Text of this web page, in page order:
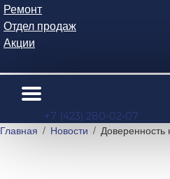
Ремонт
Отдел продаж
Акции
+7 (423) 280-02-07
Главная Новости